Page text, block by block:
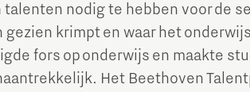
nodig te hebben voor de
gezien krimpt en waar het
fors op onderwijs en maakte
Het Beethoven